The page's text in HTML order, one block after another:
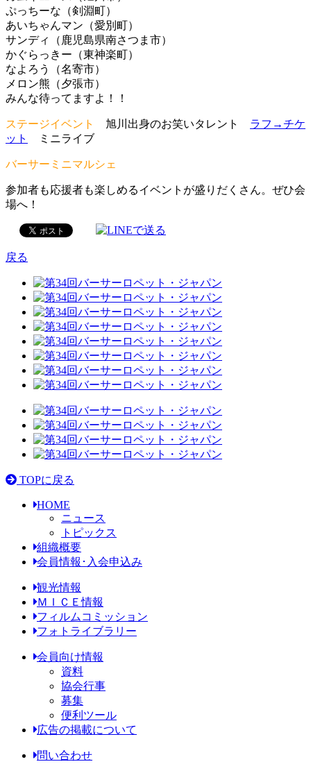
ぷっちーな（剣淵町）
あいちゃんマン（愛別町）
サンディ（鹿児島県南さつま市）
かぐらっきー（東神楽町）
なよろう（名寄市）
メロン熊（夕張市）
みんな待ってますよ！！
ステージイベント 旭川出身のお笑いタレント ラフ→チケ
ット
ミニライブ
バーサーミニマルシェ
参加者も応援者も楽しめるイベントが盛りだくさん。ぜひ会
場へ！
戻る
TOPに戻る
HOME
ニュース
トピックス
組織概要
会員情報･入会申込み
観光情報
ＭＩＣＥ情報
フィルムコミッション
フォトライブラリー
会員向け情報
資料
協会行事
募集
便利ツール
広告の掲載について
問い合わせ